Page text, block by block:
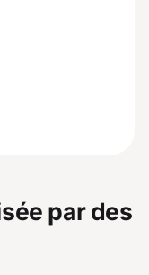
par des